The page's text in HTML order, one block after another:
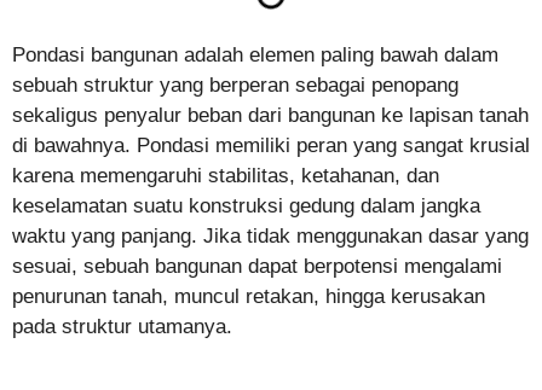
Pondasi bangunan adalah elemen paling bawah dalam
sebuah struktur yang berperan sebagai penopang
sekaligus penyalur beban dari bangunan ke lapisan tanah
di bawahnya. Pondasi memiliki peran yang sangat krusial
karena memengaruhi stabilitas, ketahanan, dan
keselamatan suatu konstruksi gedung dalam jangka
waktu yang panjang. Jika tidak menggunakan dasar yang
sesuai, sebuah bangunan dapat berpotensi mengalami
penurunan tanah, muncul retakan, hingga kerusakan
pada struktur utamanya.